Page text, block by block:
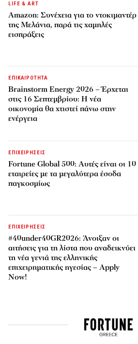
LIFE & ART
Amazon: Συνέχεια για το ντοκιμαντέρ
της Μελάνια, παρά τις χαμηλές
εισπράξεις
ΕΠΙΚΑΙΡΟΤΗΤΑ
Brainstorm Energy 2026 – Έρχεται
στις 16 Σεπτεμβρίου: Η νέα
οικονομία θα χτιστεί πάνω στην
ενέργεια
ΕΠΙΧΕΙΡΗΣΕΙΣ
Fortune Global 500: Αυτές είναι οι 10
εταιρείες με τα μεγαλύτερα έσοδα
παγκοσμίως
ΕΠΙΧΕΙΡΗΣΕΙΣ
#40under40GR2026: Άνοιξαν οι
αιτήσεις για τη λίστα που αναδεικνύει
τη νέα γενιά της ελληνικής
επιχειρηματικής ηγεσίας – Apply
Now!